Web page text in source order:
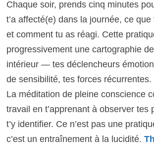
Chaque soir, prends cinq minutes
t’a affecté(e) dans la journée, ce
et comment tu as réagi. Cette
progressivement une cartographie
intérieur — tes déclencheurs
de sensibilité, tes forces récurrentes.
La méditation de pleine conscience
travail en t’apprenant à observer tes
t’y identifier. Ce n’est pas une
c’est un entraînement à la lucidité.